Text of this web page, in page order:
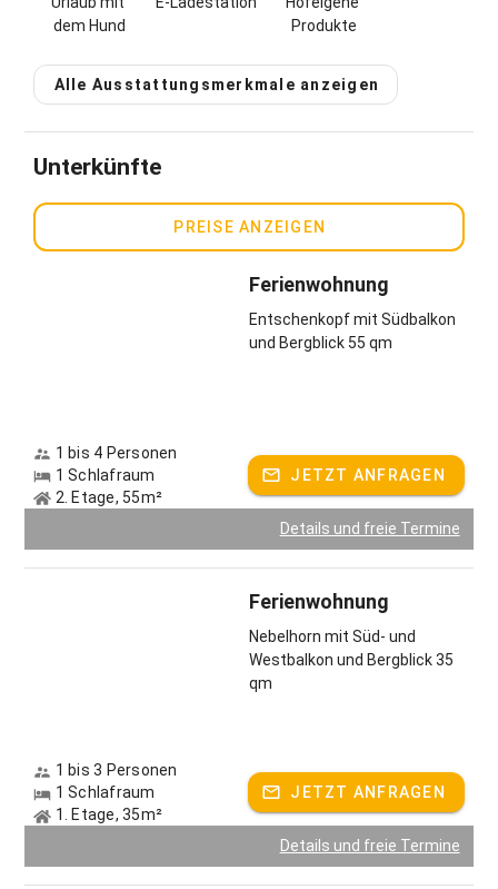
dem Hund
Produkte
Alle Ausstattungsmerkmale anzeigen
Unterkünfte
PREISE ANZEIGEN
Ferienwohnung
Entschenkopf mit Südbalkon
und Bergblick 55 qm
1 bis 4 Personen
1 Schlafraum
2. Etage, 55m²
JETZT ANFRAGEN
Details und freie Termine
Ferienwohnung
Nebelhorn mit Süd- und
Westbalkon und Bergblick 35
qm
1 bis 3 Personen
1 Schlafraum
1. Etage, 35m²
JETZT ANFRAGEN
Details und freie Termine